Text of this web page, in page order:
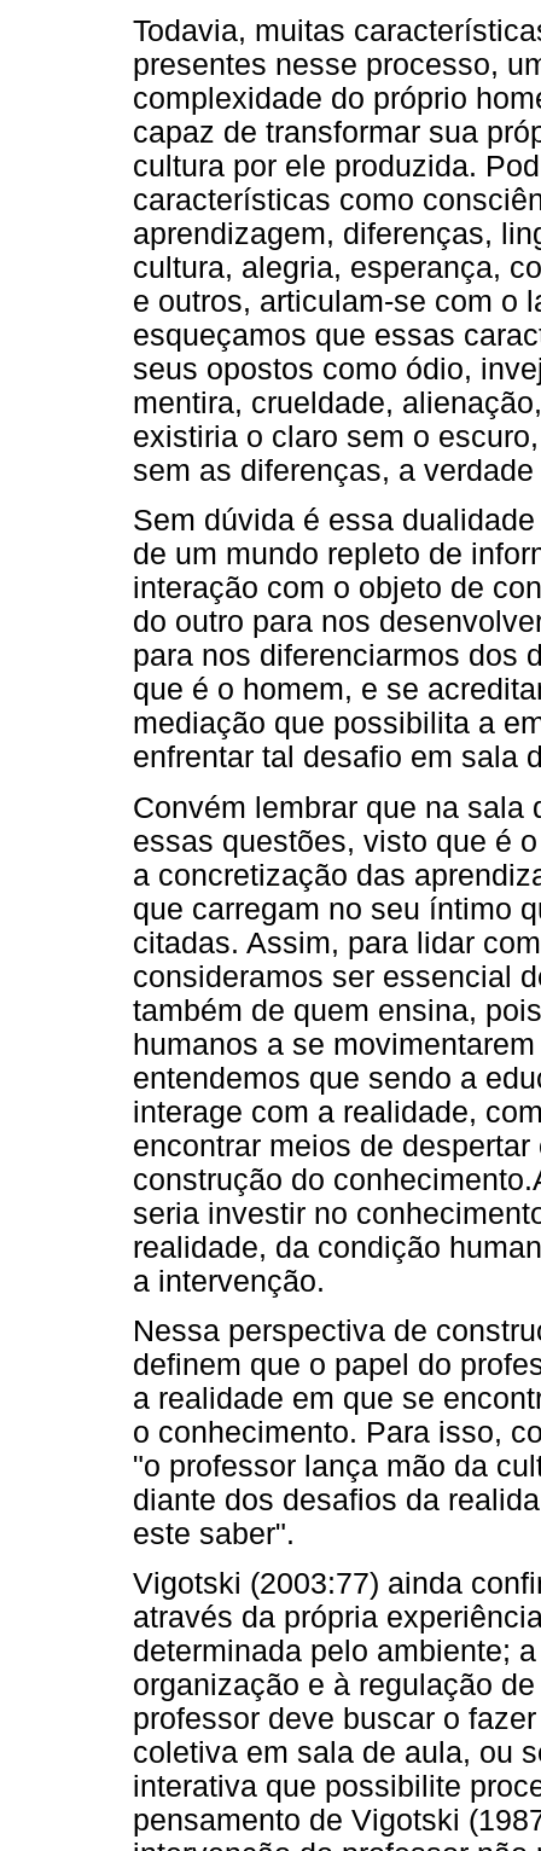
Todavia, muitas
presentes nesse processo,
complexidade do próprio
capaz de transformar sua
cultura por ele produzida.
características como
aprendizagem, diferenças,
cultura, alegria, esperança,
e outros, articulam-se com o
esqueçamos que essas
seus opostos como ódio,
mentira, crueldade,
existiria o claro sem o
sem as diferenças, a
Sem dúvida é essa
de um mundo repleto de
interação com o objeto de
do outro para nos
para nos diferenciarmos dos
que é o homem, e se
mediação que possibilita a
enfrentar tal desafio em sala
Convém lembrar que na sala
essas questões, visto que é
a concretização das
que carregam no seu íntimo
citadas. Assim, para lidar
consideramos ser essencial
também de quem ensina,
humanos a se
entendemos que sendo a
interage com a realidade,
encontrar meios de
construção do
seria investir no
realidade, da condição
a intervenção.
Nessa perspectiva de
definem que o papel do
a realidade em que se
o conhecimento. Para isso,
"o professor lança mão da
diante dos desafios da
este saber".
Vigotski (2003:77) ainda
através da própria
determinada pelo ambiente;
organização e à regulação
professor deve buscar o
coletiva em sala de aula, ou
interativa que possibilite
pensamento de Vigotski